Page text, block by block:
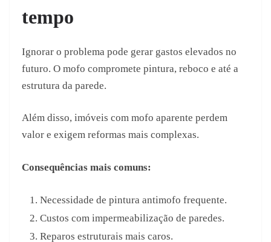
tempo
Ignorar o problema pode gerar gastos elevados no
futuro. O mofo compromete pintura, reboco e até a
estrutura da parede.
Além disso, imóveis com mofo aparente perdem
valor e exigem reformas mais complexas.
Consequências mais comuns:
Necessidade de pintura antimofo frequente.
Custos com impermeabilização de paredes.
Reparos estruturais mais caros.